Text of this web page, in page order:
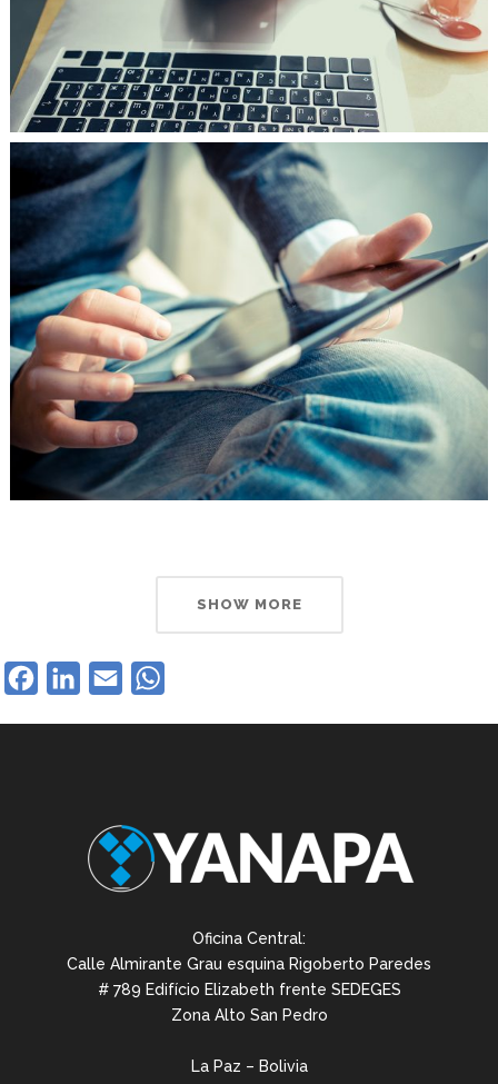
SHOW MORE
FacebookLinkedIn
Email
Oficina Central:
Calle Almirante Grau esquina Rigoberto Paredes
# 789 Edifício Elizabeth frente SEDEGES
Zona Alto San Pedro
La Paz – Bolivia